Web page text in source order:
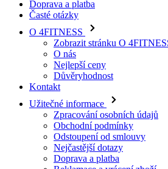
O 4FITNESS
Zobrazit stránku O 4FITNESS
O nás
Nejlepší ceny
Důvěryhodnost
Kontakt
Užitečné informace
Zpracování osobních údajů
Obchodní podmínky
Odstoupení od smlouvy
Nejčastější dotazy
Doprava a platba
Reklamace a vrácení zboží
O 4fitness